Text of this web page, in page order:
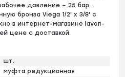
давление – 25 бар.
бронза Viega 1/2' х 3/8' с
в интернет-магазине lavon-
цене с доставкой.
шт.
муфта редукционная